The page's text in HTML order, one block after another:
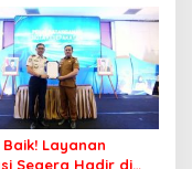
Layanan
Segera Hadir di